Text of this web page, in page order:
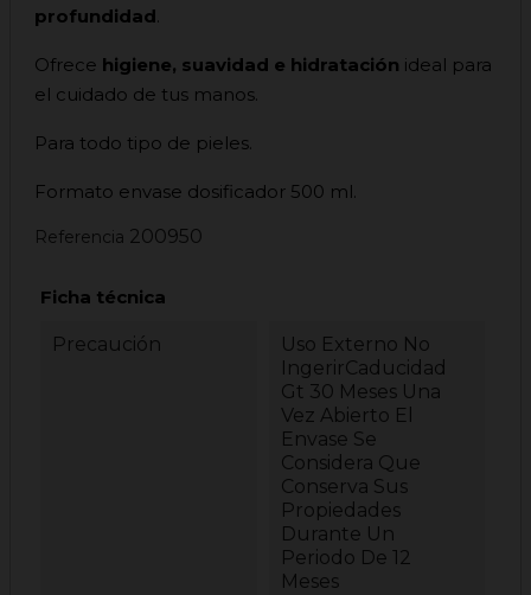
profundidad.
Ofrece higiene, suavidad e hidratación ideal para
el cuidado de tus manos.
Para todo tipo de pieles.
Formato envase dosificador 500 ml.
Referencia 200950
Ficha técnica
Precaución
Uso Externo No
IngerirCaducidad
Gt 30 Meses Una
Vez Abierto El
Envase Se
Considera Que
Conserva Sus
Propiedades
Durante Un
Periodo De 12
Meses